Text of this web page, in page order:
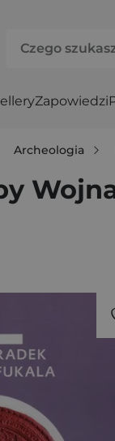
Zapowiedzi
Archeologia